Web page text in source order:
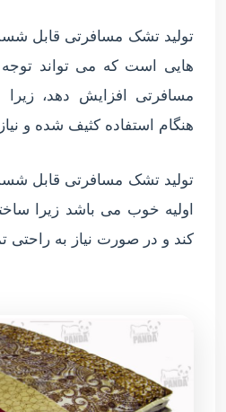
تولید تشک مسافرتی قابل
هایی است که می تواند توجه
مسافرتی افزایش دهد،
هنگام استفاده کثیف شده و
تولید تشک مسافرتی قابل
اولیه خوب می باشد زیرا
کند و در صورت نیاز به راحتی